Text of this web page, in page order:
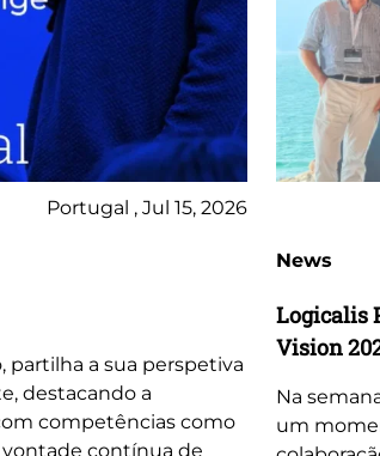
Portugal , Jul 15, 2026
partilha a sua perspetiva
destacando a
competências como
vontade contínua de
News
Logicalis
Vision
Na
um